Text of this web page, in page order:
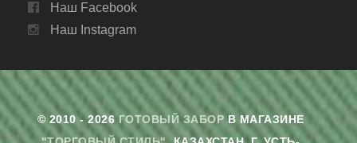
Наш Facebook
Наш Instagram
© 2010 - 2026 ГОТОВЫЙ ЗАБОРВ МАГАЗИНЕ